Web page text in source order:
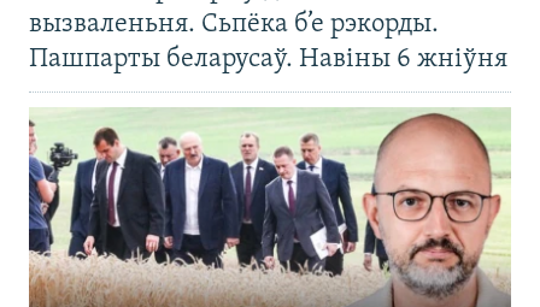
вызваленьня. Сьпёка б’е рэкорды.
Пашпарты беларусаў. Навіны 6 жніўня